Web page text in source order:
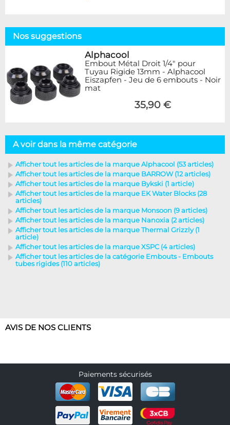
Nos suggestions
Alphacool
Embout Métal Droit 1/4" pour
Tuyau Rigide 13mm - Alphacool
Eiszapfen - Jeu de 6 embouts - Noir
mat
35,90 €
A voir dans la même catégorie
Afficher tout les articles de la marque Alphacool (53 articles)
Afficher tout les articles de la marque BARROW (12 articles)
Afficher tout les articles de la marque Bykski (1 article)
Afficher tout les articles de la marque EK Water Blocks (28
articles)
Afficher tout les articles de la marque Monsoon (9 articles)
Afficher tout les articles de la marque Nanoxia (2 articles)
Afficher tout les articles de la marque Thermal Grizzly (1
article)
Afficher tout les articles de la marque XSPC (4 articles)
Afficher tout les articles de la catégorie Embouts - Embouts
tubes rigides (110 articles)
AVIS DE NOS CLIENTS
Paiements sécurisés